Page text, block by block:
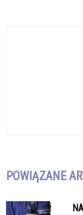
POWIĄZANE